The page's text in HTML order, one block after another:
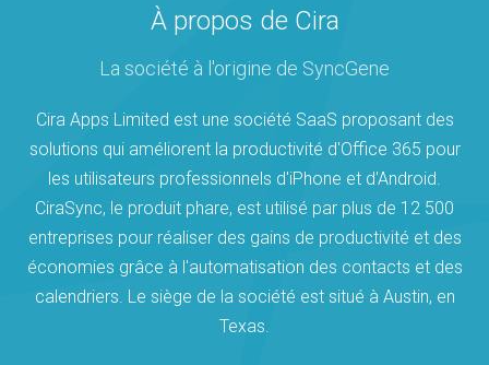
À propos de Cira
La société à l'origine de SyncGene
Cira Apps Limited est une société SaaS proposant des
solutions qui améliorent la productivité d'Office 365 pour
les utilisateurs professionnels d'iPhone et d'Android.
CiraSync, le produit phare, est utilisé par plus de 12 500
entreprises pour réaliser des gains de productivité et des
économies grâce à l'automatisation des contacts et des
calendriers. Le siège de la société est situé à Austin, en
Texas.